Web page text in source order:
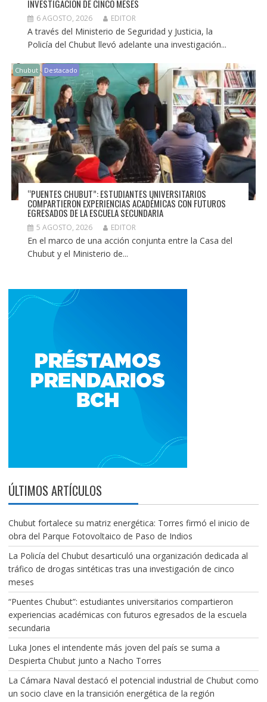
INVESTIGACIÓN DE CINCO MESES
6 AGOSTO, 2026 EDITOR
A través del Ministerio de Seguridad y Justicia, la
Policía del Chubut llevó adelante una investigación...
Chubut Destacado
“PUENTES CHUBUT”: ESTUDIANTES UNIVERSITARIOS
COMPARTIERON EXPERIENCIAS ACADÉMICAS CON FUTUROS
EGRESADOS DE LA ESCUELA SECUNDARIA
5 AGOSTO, 2026 EDITOR
En el marco de una acción conjunta entre la Casa del
Chubut y el Ministerio de...
ÚLTIMOS ARTÍCULOS
Chubut fortalece su matriz energética: Torres firmó el inicio de
obra del Parque Fotovoltaico de Paso de Indios
La Policía del Chubut desarticuló una organización dedicada al
tráfico de drogas sintéticas tras una investigación de cinco
meses
“Puentes Chubut”: estudiantes universitarios compartieron
experiencias académicas con futuros egresados de la escuela
secundaria
Luka Jones el intendente más joven del país se suma a
Despierta Chubut junto a Nacho Torres
La Cámara Naval destacó el potencial industrial de Chubut como
un socio clave en la transición energética de la región